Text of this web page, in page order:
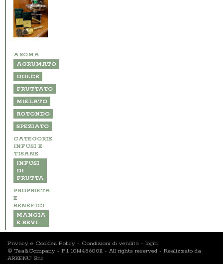
AROMA
AGRUMATO
DOLCE
FRUTTATO
MIELATO
ROTONDO
SPEZIATO
CATEGORIE
INFUSI E
TISANE
INFUSI
DI
FRUTTA
PROPRIETA
E
BENEFICI
MANGIA
E BEVI
Privacy e Cookies Policy - Condizioni di vendita - login
© Tea&Company - P.I. 10144860011 - All rights reserved - Realizzato da
ARKENU' Snc